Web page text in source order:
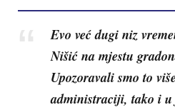
Evo već dugi niz
Nišić na mjestu
Upozoravali smo to
administraciji, tako i u